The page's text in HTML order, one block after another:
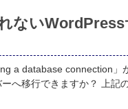
ない
a database connection」
へ移行できますか？ 上記